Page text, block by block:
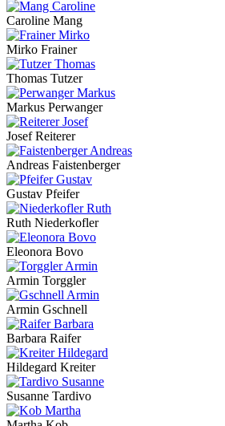
Caroline Mang
Mirko Frainer
Thomas Tutzer
Markus Perwanger
Josef Reiterer
Andreas Faistenberger
Gustav Pfeifer
Ruth Niederkofler
Eleonora Bovo
Armin Torggler
Armin Gschnell
Barbara Raifer
Hildegard Kreiter
Susanne Tardivo